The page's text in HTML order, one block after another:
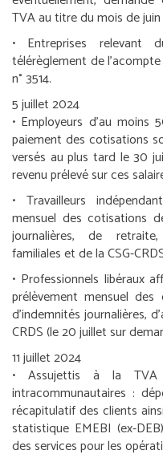
TVA au titre du mois de
• Entreprises
télérèglement de
n° 3514.
5 juillet 2024
• Employeurs d’au moins
paiement des cotisations
versés au plus tard le 30
revenu prélevé sur ces
• Travailleurs
mensuel des cotisations
journalières, de retraite,
familiales et de la CSG-
• Professionnels libéraux
prélèvement mensuel
d’indemnités journalières,
CRDS (le 20 juillet sur
11 juillet 2024
• Assujettis à la TVA
intracommunautaires :
récapitulatif des clients
statistique EMEBI (ex-
des services pour les